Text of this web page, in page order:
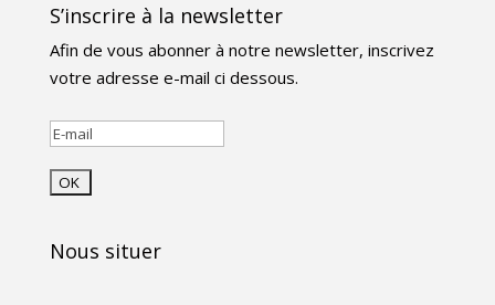
S’inscrire à la newsletter
Afin de vous abonner à notre newsletter, inscrivez
votre adresse e-mail ci dessous.
Nous situer